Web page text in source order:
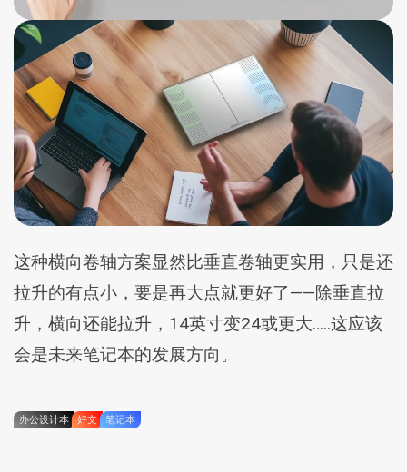
这种横向卷轴方案显然比垂直卷轴更实用，只是还
拉升的有点小，要是再大点就更好了——除垂直拉
升，横向还能拉升，14英寸变24或更大…..这应该
会是未来笔记本的发展方向。
办公设计本 好文 笔记本